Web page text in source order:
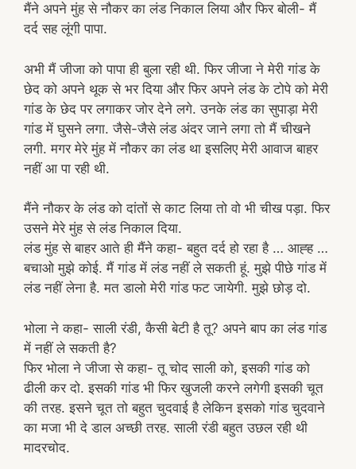
मैंने अपने मुंह से नौकर का लंड निकाल लिया और फिर बोली- मैं
दर्द सह लूंगी पापा.
अभी मैं जीजा को पापा ही बुला रही थी. फिर जीजा ने मेरी गांड के
छेद को अपने थूक से भर दिया और फिर अपने लंड के टोपे को मेरी
गांड के छेद पर लगाकर जोर देने लगे. उनके लंड का सुपाड़ा मेरी
गांड में घुसने लगा. जैसे-जैसे लंड अंदर जाने लगा तो मैं चीखने
लगी. मगर मेरे मुंह में नौकर का लंड था इसलिए मेरी आवाज बाहर
नहीं आ पा रही थी.
मैंने नौकर के लंड को दांतों से काट लिया तो वो भी चीख पड़ा. फिर
उसने मेरे मुंह से लंड निकाल दिया.
लंड मुंह से बाहर आते ही मैंने कहा- बहुत दर्द हो रहा है … आह्ह …
बचाओ मुझे कोई. मैं गांड में लंड नहीं ले सकती हूं. मुझे पीछे गांड में
लंड नहीं लेना है. मत डालो मेरी गांड फट जायेगी. मुझे छोड़ दो.
भोला ने कहा- साली रंडी, कैसी बेटी है तू? अपने बाप का लंड गांड
में नहीं ले सकती है?
फिर भोला ने जीजा से कहा- तू चोद साली को, इसकी गांड को
ढीली कर दो. इसकी गांड भी फिर खुजली करने लगेगी इसकी चूत
की तरह. इसने चूत तो बहुत चुदवाई है लेकिन इसको गांड चुदवाने
का मजा भी दे डाल अच्छी तरह. साली रंडी बहुत उछल रही थी
मादरचोद.